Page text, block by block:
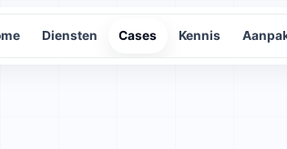
Diensten Cases Kennis